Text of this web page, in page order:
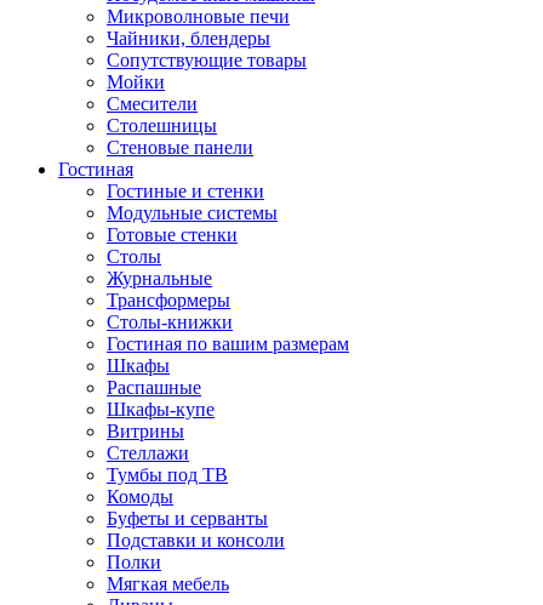
Микроволновые печи
Чайники, блендеры
Сопутствующие товары
Мойки
Смесители
Столешницы
Стеновые панели
Гостиная
Гостиные и стенки
Модульные системы
Готовые стенки
Столы
Журнальные
Трансформеры
Столы-книжки
Гостиная по вашим размерам
Шкафы
Распашные
Шкафы-купе
Витрины
Стеллажи
Тумбы под ТВ
Комоды
Буфеты и серванты
Подставки и консоли
Полки
Мягкая мебель